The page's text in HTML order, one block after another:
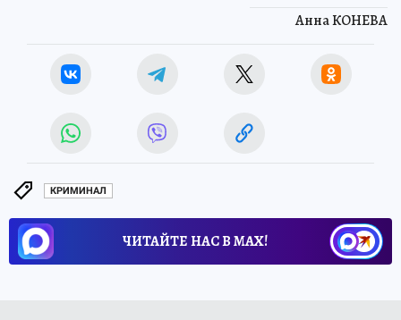
Анна КОНЕВА
КРИМИНАЛ
ЧИТАЙТЕ НАС В МАХ!